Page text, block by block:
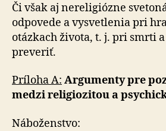
Či však aj nereligiózne
odpovede a vysvetlenia pri
otázkach života, t. j. pri smrti
preveriť.
Príloha A: Argumenty pre
medzi religiozitou a
Náboženstvo: